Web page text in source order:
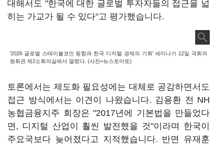
대해서도 "한국에 대한 글로벌 투자자들의 접근을 넓
히는 가교가 될 수 있다"고 평가했습니다.
'2026 글로벌 스테이블코인 동향과 한국 디지털 경제의 기회' 세미나가 12일 국회의
원회관 제2소회의실에서 열렸다. (사진=뉴스토마토)
토론에서는 제도화 필요성에는 대체로 공감하면서도
접근 방식에서는 이견이 나왔습니다. 김용환 전 NH
농협금융지주 회장은 "2017년에 기본법을 만들었다
면, 디지털 산업이 훨씬 발전했을 것"이라며 한국이
주요국보다 늦어졌다고 지적했습니다. 반면 유재훈